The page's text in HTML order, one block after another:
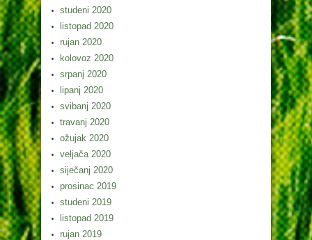
studeni 2020
listopad 2020
rujan 2020
kolovoz 2020
srpanj 2020
lipanj 2020
svibanj 2020
travanj 2020
ožujak 2020
veljača 2020
siječanj 2020
prosinac 2019
studeni 2019
listopad 2019
rujan 2019